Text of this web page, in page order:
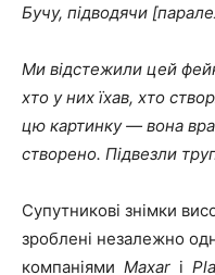
Бучу, підводячи
Ми відстежили цей
хто у них їхав, хто
цю картинку — вона
створено. Підвезли
Супутникові знімки
зроблені незалежно
компаніями Maxar і